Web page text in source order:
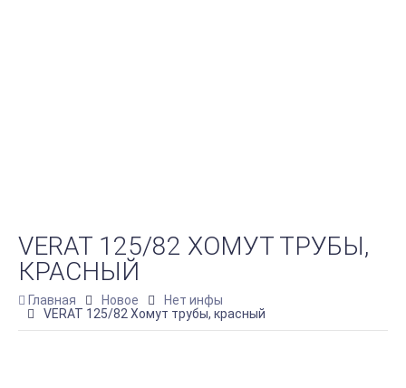
VERAT 125/82 ХОМУТ ТРУБЫ,
КРАСНЫЙ
Главная Новое
Нет инфы
VERAT 125/82 Хомут трубы, красный